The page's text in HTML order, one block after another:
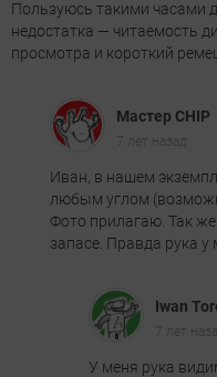
Пользуюсь такими часами
недостатка — читаемость
просмотра и короткий
Мастер CHIP
7 лет назад
Иван, в нашем
любым углом
Фото прилагаю. Так
запасе. Правда рука
Iwan
7 лет
У меня рука